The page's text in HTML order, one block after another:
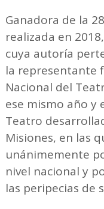
Ganadora de la
realizada en
cuya autoría
la representante
Nacional del
ese mismo año y
Teatro
Misiones, en las
unánimemente
nivel nacional y
las peripecias de